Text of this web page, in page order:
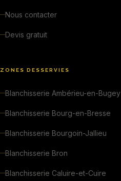
Nous contacter
Devis gratuit
ZONES DESSERVIES
Blanchisserie Ambérieu-en-Bugey
Blanchisserie Bourg-en-Bresse
Blanchisserie Bourgoin-Jallieu
Blanchisserie Bron
Blanchisserie Caluire-et-Cuire